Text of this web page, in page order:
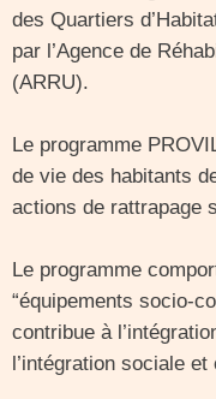
des Quartiers
par l’Agence de
(ARRU).
Le programme
de vie des habitants
actions de rattrapage
Le programme
“équipements socio-
contribue à
l’intégration sociale